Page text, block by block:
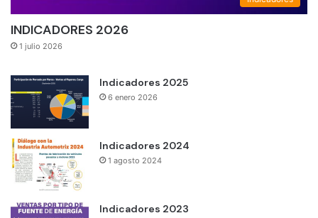
INDICADORES 2026
1 julio 2026
Indicadores 2025
6 enero 2026
Indicadores 2024
1 agosto 2024
Indicadores 2023